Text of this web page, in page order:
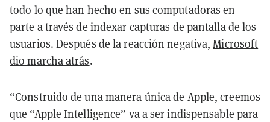
todo lo que han hecho en sus computadoras en
parte a través de indexar capturas de pantalla de los
usuarios. Después de la reacción negativa,Microsoft
dio marcha atrás.
“Construido de una manera única de Apple, creemos
que “Apple Intelligence” va a ser indispensable para